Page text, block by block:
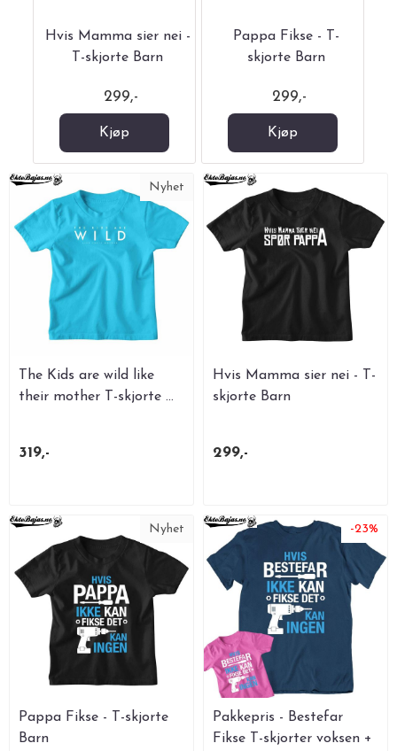
Hvis Mamma sier nei -
T-skjorte Barn
299,-
Kjøp
Pappa Fikse - T-
skjorte Barn
299,-
Kjøp
Nyhet
The Kids are wild like
their mother T-skjorte ...
319,-
Hvis Mamma sier nei - T-
skjorte Barn
299,-
Nyhet
Pappa Fikse - T-skjorte
Barn
-23%
Pakkepris - Bestefar
Fikse T-skjorter voksen +